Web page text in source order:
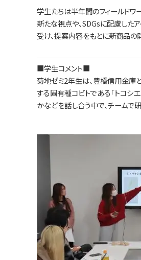
学生たちは半年間のフィールドワ
新たな視点や、SDGsに配慮した
受け、提案内容をもとに新商品の
■学生コメント■
菊地ゼミ2年生は、豊橋信用金庫
する固有種コビトである「トコシ
かなどを話し合う中で、チームで